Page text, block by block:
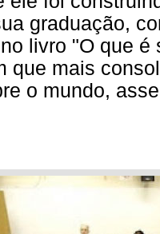
graduação,
livro "O que
que mais
o mundo,